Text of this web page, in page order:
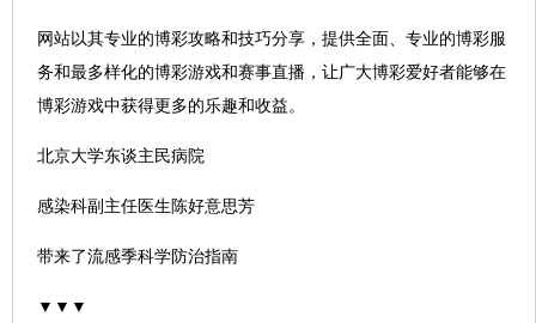
网站以其专业的博彩攻略和技巧分享，提供全面、专业的博彩服
务和最多样化的博彩游戏和赛事直播，让广大博彩爱好者能够在
博彩游戏中获得更多的乐趣和收益。
北京大学东谈主民病院
感染科副主任医生陈好意思芳
带来了流感季科学防治指南
▼▼▼